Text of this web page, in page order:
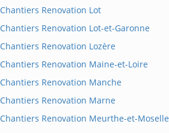
Chantiers Renovation Lot
Chantiers Renovation Lot-et-Garonne
Chantiers Renovation Lozère
Chantiers Renovation Maine-et-Loire
Chantiers Renovation Manche
Chantiers Renovation Marne
Chantiers Renovation Meurthe-et-Moselle